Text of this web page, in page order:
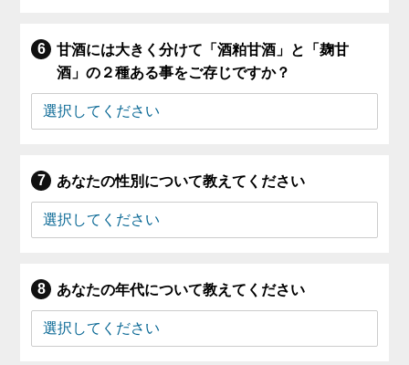
甘酒には大きく分けて「酒粕甘酒」と「麹甘
酒」の２種ある事をご存じですか？
あなたの性別について教えてください
あなたの年代について教えてください